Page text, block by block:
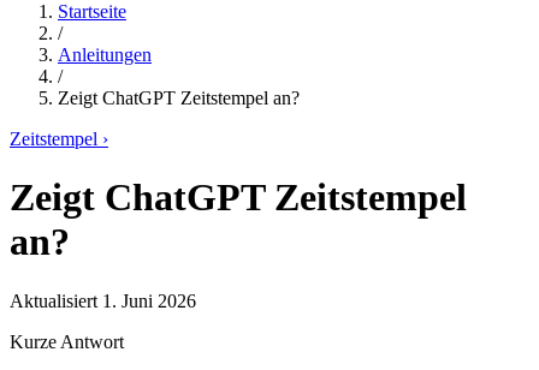
Startseite
/
Anleitungen
/
Zeigt ChatGPT Zeitstempel an?
Zeitstempel ›
Zeigt ChatGPT Zeitstempel
an?
Aktualisiert 1. Juni 2026
Kurze Antwort